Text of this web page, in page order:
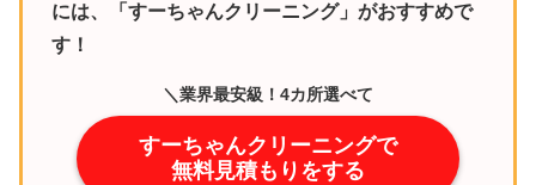
には、「すーちゃんクリーニング」がおすすめで
す！
＼業界最安級！4カ所選べて
すーちゃんクリーニングで
無料見積もりをする